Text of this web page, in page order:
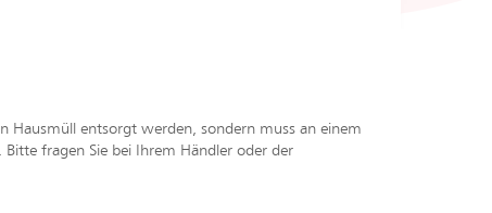
Hausmüll entsorgt werden, sondern muss an einem
fragen Sie bei Ihrem Händler oder der